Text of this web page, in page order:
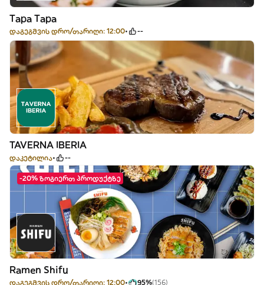
Tapa Tapa
დაგეგმვის დრო/თარიღი: 12:00 --
TAVERNA IBERIA
დაკეტილია --
-20% ზოგიერთ პროდუქტზე
Ramen Shifu
დაგეგმვის დრო/თარიღი: 12:00 95%(156)